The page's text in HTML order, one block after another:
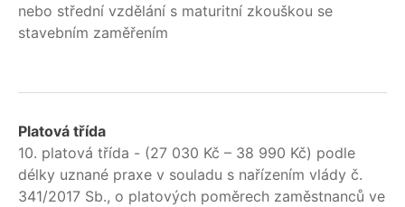
nebo střední vzdělání s maturitní zkouškou se
stavebním zaměřením
Platová třída
10. platová třída - (27 030 Kč – 38 990 Kč) podle
délky uznané praxe v souladu s nařízením vlády č.
341/2017 Sb., o platových poměrech zaměstnanců ve